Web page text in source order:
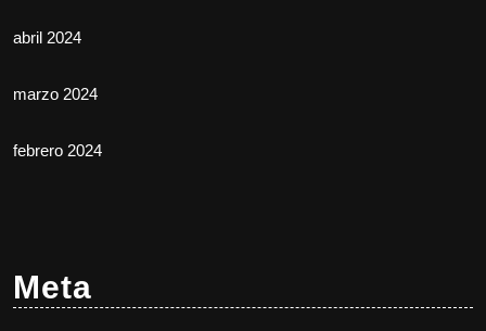
abril 2024
marzo 2024
febrero 2024
Meta